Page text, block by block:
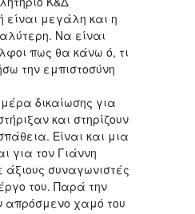
μεγάλη και η
Να είναι
πως θα κάνω ό, τι
την εμπιστοσύνη
δικαίωσης για
και στηρίζουν
Είναι και μια
για τον Γιάννη
συναγωνιστές
του. Παρά την
απρόσμενο χαμό του